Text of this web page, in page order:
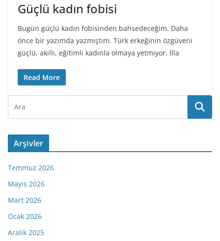
Güçlü kadın fobisi
Bugün güçlü kadın fobisinden bahsedeceğim. Daha
önce bir yazımda yazmıştım. Türk erkeğinin özgüveni
güçlü, akıllı, eğitimli kadınla olmaya yetmiyor. İlla
Read More
Arşivler
Temmuz 2026
Mayıs 2026
Mart 2026
Ocak 2026
Aralık 2025